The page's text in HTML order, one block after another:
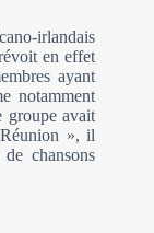
irlandais
en effet
ayant
notamment
groupe avait
», il
chansons